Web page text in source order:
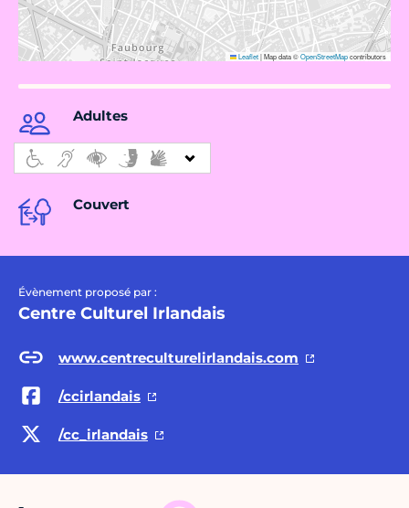
Leaflet|Map data ©OpenStreetMapcontributors
Adultes
Couvert
Évènement proposé par :
Centre Culturel Irlandais
www.centreculturelirlandais.com
/ccirlandais
/cc_irlandais